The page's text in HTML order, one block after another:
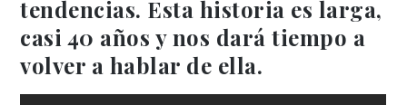
tendencias. Esta historia es larga,
casi 40 años y nos dará tiempo a
volver a hablar de ella.